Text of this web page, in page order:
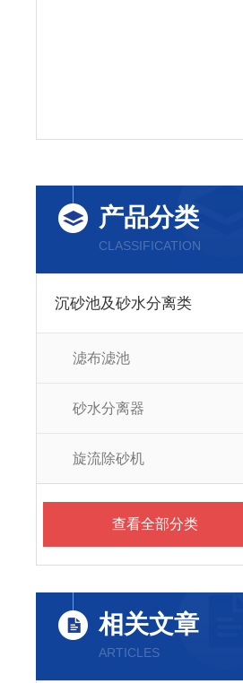
产品分类
CLASSIFICATION
沉砂池及砂水分离类
滤布滤池
砂水分离器
旋流除砂机
查看全部分类
相关文章
ARTICLES